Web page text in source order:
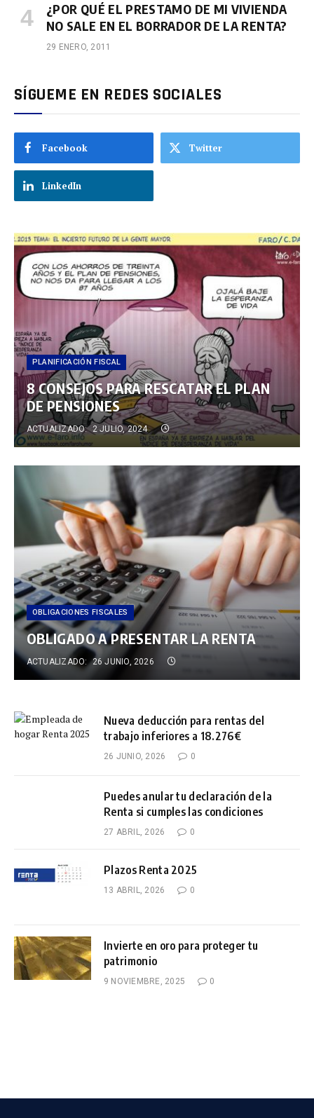
¿POR QUÉ EL PRESTAMO DE MI VIVIENDA
NO SALE EN EL BORRADOR DE LA RENTA?
29 ENERO, 2011
SÍGUEME EN REDES SOCIALES
Facebook Twitter
LinkedIn
PLANIFICACIÓN FISCAL
8 CONSEJOS PARA RESCATAR EL PLAN
DE PENSIONES
ACTUALIZADO: 2 JULIO, 2024
OBLIGACIONES FISCALES
OBLIGADO A PRESENTAR LA RENTA
ACTUALIZADO: 26 JUNIO, 2026
Nueva deducción para rentas del
trabajo inferiores a 18.276€
26 JUNIO, 2026 0
Puedes anular tu declaración de la
Renta si cumples las condiciones
27 ABRIL, 2026 0
Plazos Renta 2025
13 ABRIL, 2026 0
Invierte en oro para proteger tu
patrimonio
9 NOVIEMBRE, 2025 0